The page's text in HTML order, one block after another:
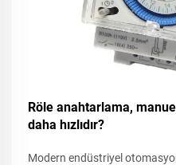
Röle anahtarlama,
daha hızlıdır?
Modern endüstriyel